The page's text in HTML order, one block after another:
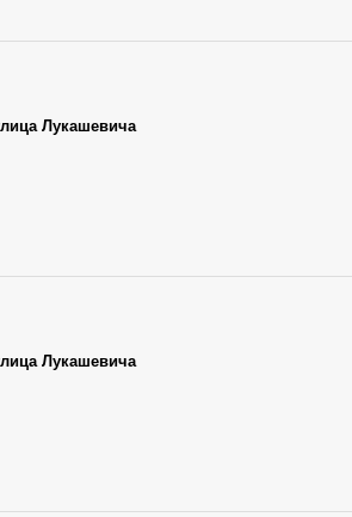
Лукашевича
Лукашевича